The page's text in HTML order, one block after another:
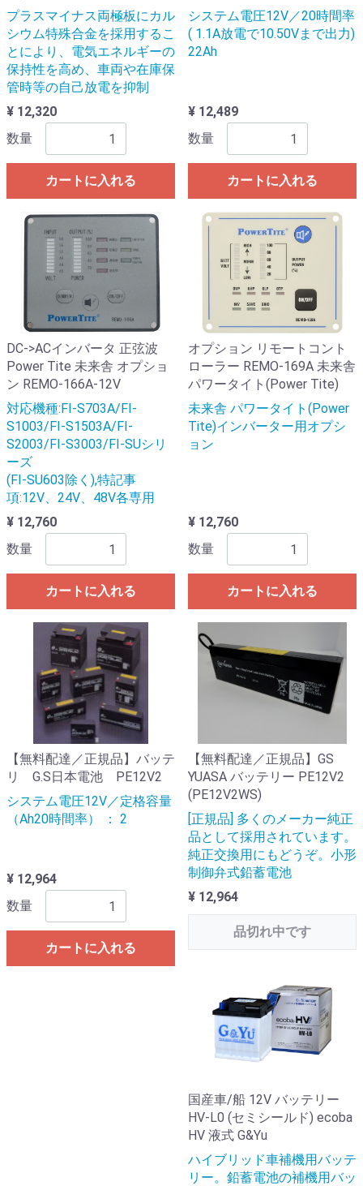
プラスマイナス両極板にカル
シウム特殊合金を採用するこ
とにより、電気エネルギーの
保持性を高め、車両や在庫保
管時等の自己放電を抑制
¥ 12,320
数量
カートに入れる
システム電圧12V／20時間率
( 1.1A放電で10.50Vまで出力)
22Ah
¥ 12,489
数量
カートに入れる
DC->ACインバータ 正弦波
Power Tite 未来舎 オプショ
ン REMO-166A-12V
対応機種:FI-S703A/FI-
S1003/FI-S1503A/FI-
S2003/FI-S3003/FI-SUシリ
ーズ
(FI-SU603除く),特記事
項:12V、24V、48V各専用
¥ 12,760
数量
カートに入れる
オプション リモートコント
ローラー REMO-169A 未来舎
パワータイト(Power Tite)
未来舎 パワータイト(Power
Tite)インバーター用オプシ
ョン
¥ 12,760
数量
カートに入れる
【無料配達／正規品】バッテ
リ G.S日本電池 PE12V2
システム電圧12V／定格容量
（Ah20時間率） ： 2
¥ 12,964
数量
カートに入れる
【無料配達／正規品】GS
YUASA バッテリー PE12V2
(PE12V2WS)
[正規品] 多くのメーカー純正
品として採用されています。
純正交換用にもどうぞ。小形
制御弁式鉛蓄電池
¥ 12,964
品切れ中です
国産車/船 12V バッテリー
HV-L0 (セミシールド) ecoba
HV 液式 G&Yu
ハイブリッド車補機用バッテ
リー。鉛蓄電池の補機用バッ